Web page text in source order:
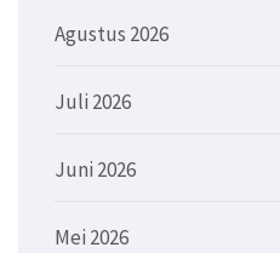
Agustus 2026
Juli 2026
Juni 2026
Mei 2026